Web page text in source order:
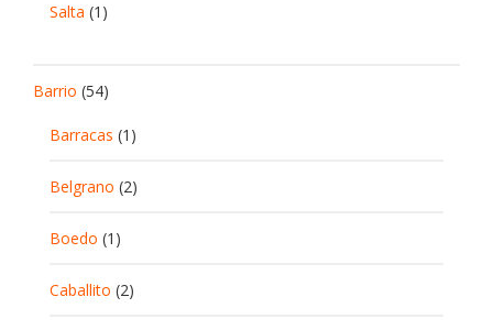
Salta (1)
Barrio (54)
Barracas (1)
Belgrano (2)
Boedo (1)
Caballito (2)